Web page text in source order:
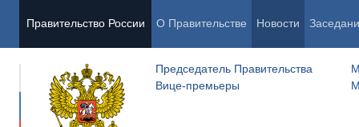
Правительство России О Правительстве Новости
Председатель Правительства
Вице-премьеры